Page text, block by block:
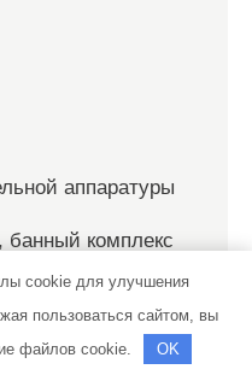
аппаратуры
банный комплекс
баня
cookie для улучшения
пользоваться сайтом, вы
файлов cookie.
OK